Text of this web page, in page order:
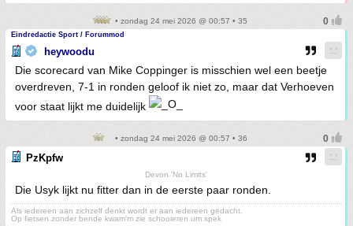
• zondag 24 mei 2026 @ 00:57 • 35
Eindredactie Sport / Forummod
heywoodu
Die scorecard van Mike Coppinger is misschien wel een beetje
overdreven, 7-1 in ronden geloof ik niet zo, maar dat Verhoeven
voor staat lijkt me duidelijk
• zondag 24 mei 2026 @ 00:57 • 36
PzKpfw
Devon 'No Limits'
Die Usyk lijkt nu fitter dan in de eerste paar ronden.
Als iedereen aan zichzelf denkt wordt er aan iedereen gedacht.
Op fietsen zonder bende kwam'm zie schooieren um spek